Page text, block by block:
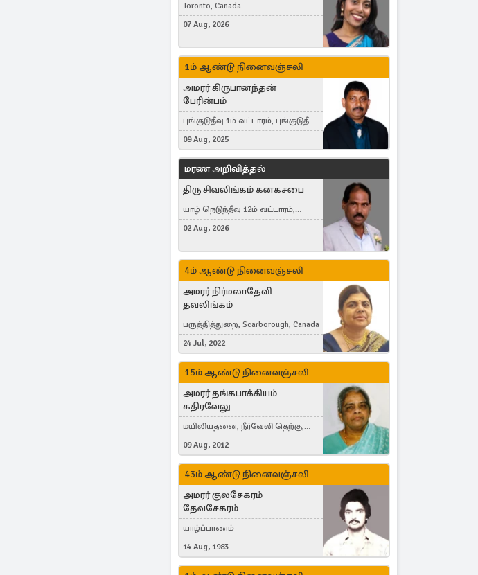
Toronto, Canada
07 Aug, 2026
1ம் ஆண்டு நினைவஞ்சலி
அமரர் கிருபானந்தன்
பேரின்பம்
புங்குடுதீவு 1ம் வட்டாரம், புங்குடுதீவு,
India, Lausanne, Switzerland
09 Aug, 2025
மரண அறிவித்தல்
திரு சிவலிங்கம் கனகசபை
யாழ் நெடுந்தீவு 12ம் வட்டாரம்,
Jaffna, நயினாதீவு, London, United
02 Aug, 2026
4ம் ஆண்டு நினைவஞ்சலி
அமரர் நிர்மலாதேவி
தவலிங்கம்
பருத்தித்துறை, Scarborough, Canada
24 Jul, 2022
15ம் ஆண்டு நினைவஞ்சலி
அமரர் தங்கபாக்கியம்
கதிரவேலு
மயிலியதனை, நீர்வேலி தெற்கு,
Herning, Denmark
09 Aug, 2012
43ம் ஆண்டு நினைவஞ்சலி
அமரர் குலசேகரம்
தேவசேகரம்
யாழ்ப்பாணம்
14 Aug, 1983